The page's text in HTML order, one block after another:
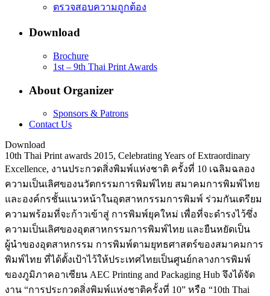
ตรวจสอบความถูกต้อง
Download
Brochure
1st – 9th Thai Print Awards
About Organizer
Sponsors & Patrons
Contact Us
Download
10th Thai Print awards 2015, Celebrating Years of Extraordinary
Excellence, งานประกวดสิ่งพิมพ์แห่งชาติ ครั้งที่ 10 เฉลิมฉลอง
ความเป็นเลิศของนวัตกรรมการพิมพ์ไทย สมาคมการพิมพ์ไทย
และองค์กรชั้นแนวหน้าในอุตสาหกรรมการพิมพ์ ร่วมกันเตรียม
ความพร้อมที่จะก้าวเข้าสู่ การพิมพ์ยุคใหม่ เพื่อที่จะดำรงไว้ซึ่ง
ความเป็นเลิศของอุตสาหกรรมการพิมพ์ไทย และยืนหยัดเป็น
ผู้นำของอุตสาหกรรม การพิมพ์ตามยุทธศาสตร์ของสมาคมการ
พิมพ์ไทย ที่ได้ตั้งเป้าไว้ให้ประเทศไทยเป็นศูนย์กลางการพิมพ์
ของภูมิภาคอาเซียน AEC Printing and Packaging Hub จึงได้จัด
งาน “การประกวดสิ่งพิมพ์แห่งชาติครั้งที่ 10” หรือ “10th Thai